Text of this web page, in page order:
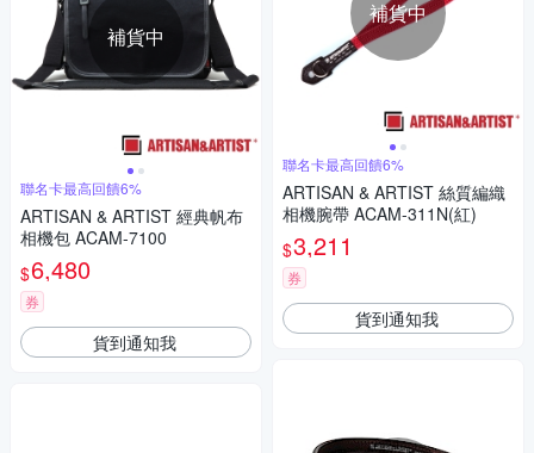
補貨中
聯名卡最高回饋6%
ARTISAN & ARTIST 經典帆布
相機包 ACAM-7100
$6,480
券
貨到通知我
補貨中
聯名卡最高回饋6%
ARTISAN & ARTIST 絲質編織
相機腕帶 ACAM-311N(紅)
$3,211
券
貨到通知我